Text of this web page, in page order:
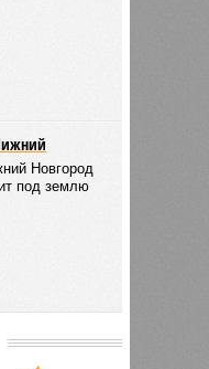
Новгород
под землю